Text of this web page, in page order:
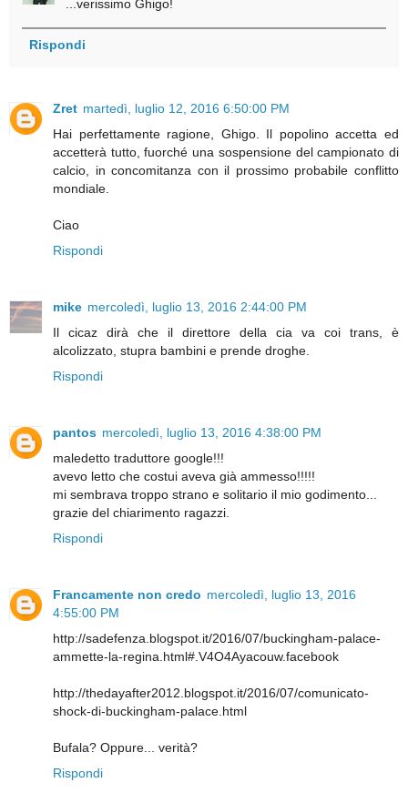
...verissimo Ghigo!
Rispondi
Zret martedì, luglio 12, 2016 6:50:00 PM
Hai perfettamente ragione, Ghigo. Il popolino accetta ed
accetterà tutto, fuorché una sospensione del campionato di
calcio, in concomitanza con il prossimo probabile conflitto
mondiale.
Ciao
Rispondi
mike mercoledì, luglio 13, 2016 2:44:00 PM
Il cicaz dirà che il direttore della cia va coi trans, è
alcolizzato, stupra bambini e prende droghe.
Rispondi
pantos mercoledì, luglio 13, 2016 4:38:00 PM
maledetto traduttore google!!!
avevo letto che costui aveva già ammesso!!!!!
mi sembrava troppo strano e solitario il mio godimento...
grazie del chiarimento ragazzi.
Rispondi
Francamente non credo mercoledì, luglio 13, 2016
4:55:00 PM
http://sadefenza.blogspot.it/2016/07/buckingham-palace-
ammette-la-regina.html#.V4O4Ayacouw.facebook
http://thedayafter2012.blogspot.it/2016/07/comunicato-
shock-di-buckingham-palace.html
Bufala? Oppure... verità?
Rispondi